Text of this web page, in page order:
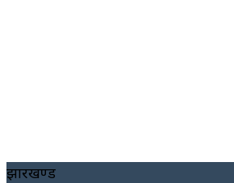
झारखण्ड